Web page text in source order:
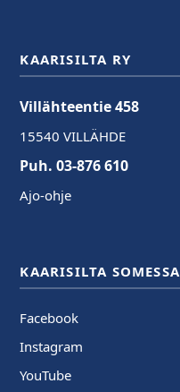
KAARISILTA RY
Villähteentie 458
15540 VILLÄHDE
Puh. 03-876 610
Ajo-ohje
KAARISILTA SOMESSA
Facebook
Instagram
YouTube